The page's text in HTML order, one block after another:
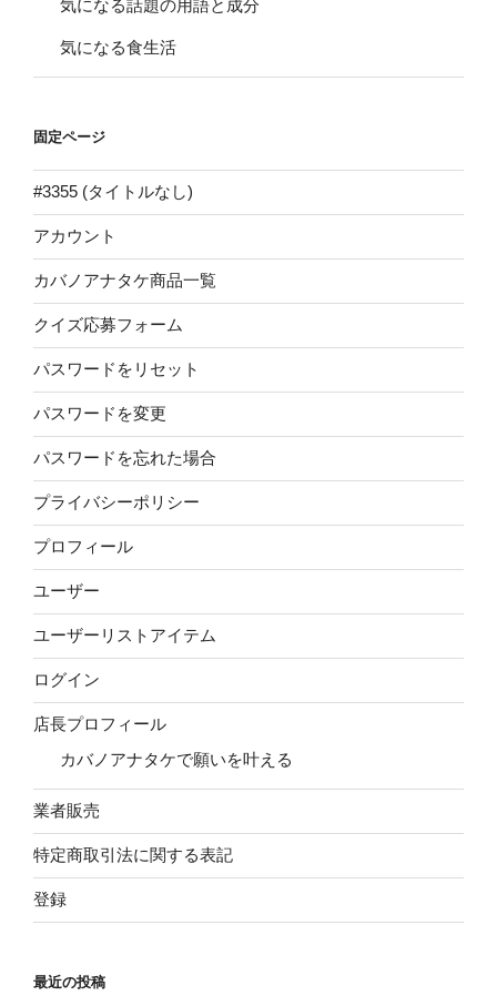
気になる話題の用語と成分
気になる食生活
固定ページ
#3355 (タイトルなし)
アカウント
カバノアナタケ商品一覧
クイズ応募フォーム
パスワードをリセット
パスワードを変更
パスワードを忘れた場合
プライバシーポリシー
プロフィール
ユーザー
ユーザーリストアイテム
ログイン
店長プロフィール
カバノアナタケで願いを叶える
業者販売
特定商取引法に関する表記
登録
最近の投稿